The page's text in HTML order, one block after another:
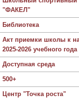
"ФАКЕЛ"
Библиотека
Акт приемки школы к
2025-2026 учебного года
Доступная среда
500+
Центр "Точка роста"